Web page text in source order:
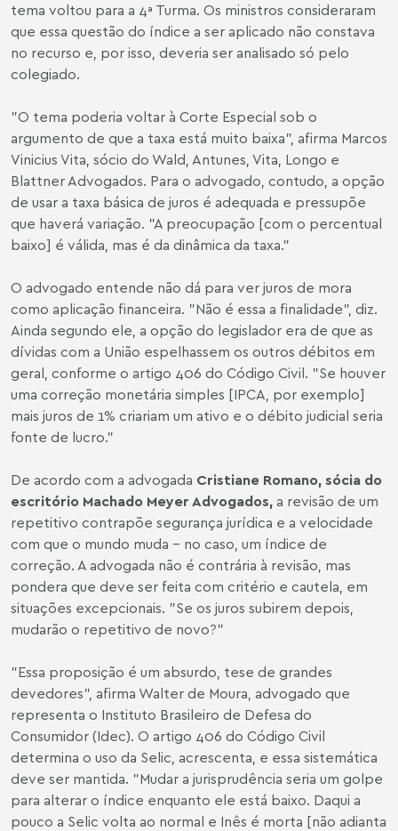
tema voltou para a 4ª Turma. Os ministros consideraram
que essa questão do índice a ser aplicado não constava
no recurso e, por isso, deveria ser analisado só pelo
colegiado.
"O tema poderia voltar à Corte Especial sob o
argumento de que a taxa está muito baixa", afirma Marcos
Vinicius Vita, sócio do Wald, Antunes, Vita, Longo e
Blattner Advogados. Para o advogado, contudo, a opção
de usar a taxa básica de juros é adequada e pressupõe
que haverá variação. "A preocupação [com o percentual
baixo] é válida, mas é da dinâmica da taxa."
O advogado entende não dá para ver juros de mora
como aplicação financeira. "Não é essa a finalidade", diz.
Ainda segundo ele, a opção do legislador era de que as
dívidas com a União espelhassem os outros débitos em
geral, conforme o artigo 406 do Código Civil. "Se houver
uma correção monetária simples [IPCA, por exemplo]
mais juros de 1% criariam um ativo e o débito judicial seria
fonte de lucro."
De acordo com a advogada Cristiane Romano, sócia do
escritório Machado Meyer Advogados, a revisão de um
repetitivo contrapõe segurança jurídica e a velocidade
com que o mundo muda - no caso, um índice de
correção. A advogada não é contrária à revisão, mas
pondera que deve ser feita com critério e cautela, em
situações excepcionais. "Se os juros subirem depois,
mudarão o repetitivo de novo?"
"Essa proposição é um absurdo, tese de grandes
devedores", afirma Walter de Moura, advogado que
representa o Instituto Brasileiro de Defesa do
Consumidor (Idec). O artigo 406 do Código Civil
determina o uso da Selic, acrescenta, e essa sistemática
deve ser mantida. "Mudar a jurisprudência seria um golpe
para alterar o índice enquanto ele está baixo. Daqui a
pouco a Selic volta ao normal e Inês é morta [não adianta